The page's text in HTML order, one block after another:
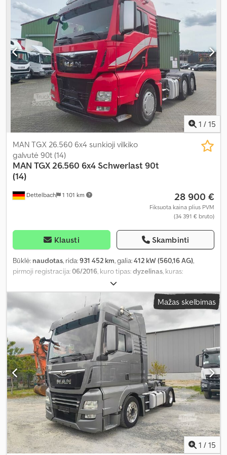
kompiuteris, centrinis užraktas, diferencialo užraktas, elektrinis
langų reguliavimas, elektriškai reguliuojamas veidrodis, kruizo
kontrolė, oro kondicionavimas, priešrūkiniai žibintai, retarderis,
sėdynės šildytuvas, vairo stiprintuvas, šaldytuvas,
1 / 15
Dettelbach 1 101 km
MAN TGX 26.560 6x4 sunkioji vilkiko
galvutė 90t (14)
MAN TGX 26.560 6x4 Schwerlast 90t
(14)
28 900 €
Fiksuota kaina plius PVM
(34 391 € bruto)
Klausti Skambinti
Būklė: naudotas, rida:931 452 km, galia:412 kW (560,16 AG),
pirmoji registracija:06/2016, kuro tipas:dyzelinas, kuras:
, spalva:
miegamoji kabina, pavaros tipas:automatinis, emisijos klasė:Euro
, Gamybos metai: , Įranga:ABS, borto kompiuteris, centrinis
užraktas, diferencialo užraktas, elektrinis langų reguliavimas,
elektriškai reguliuojamas veidrodis, kruizo kontrolė, oro
kondicionavimas, priešrūkiniai žibintai, retarderis, sėdynės
šildytuvas, vairo stiprintuvas, šaldytuvas,
Mažas skelbimas
1 / 15